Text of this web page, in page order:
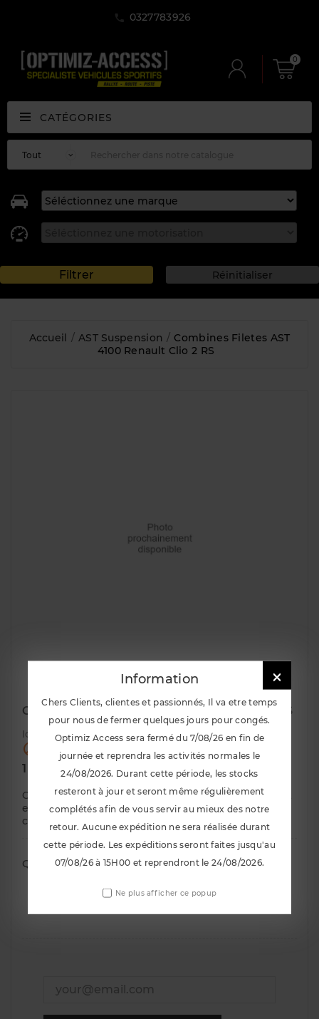
0327783926
0
CATÉGORIES
Accueil AST Suspension
Combines Filetes AST
4100 Renault Clio 2 RS
Combines Filetes AST 4100 Renault Clio 2 RS
Id : 2268
 Rupture de stock !
1 710,90 € TTC
Combines filetés AST pour Renault Clio 2 RS Ce kit
est conçu afin d'etre compatible avec toutes les
clio 2 RS disposant du chassis sport ou non
Quantité

Information
Chers Clients, clientes et passionnés, Il va etre temps
pour nous de fermer quelques jours pour congés.
Optimiz Access sera fermé du 7/08/26 en fin de
journée et reprendra les activités normales le
24/08/2026. Durant cette période, les stocks
resteront à jour et seront même régulièrement
complétés afin de vous servir au mieux des notre
retour. Aucune expédition ne sera réalisée durant
cette période. Les expéditions seront faites jusqu'au
07/08/26 à 15H00 et reprendront le 24/08/2026.
Ne plus afficher ce popup